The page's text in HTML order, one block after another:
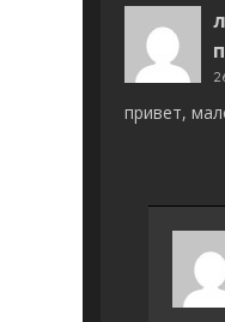
привет,